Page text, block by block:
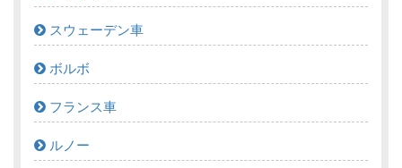
スウェーデン車
ボルボ
フランス車
ルノー